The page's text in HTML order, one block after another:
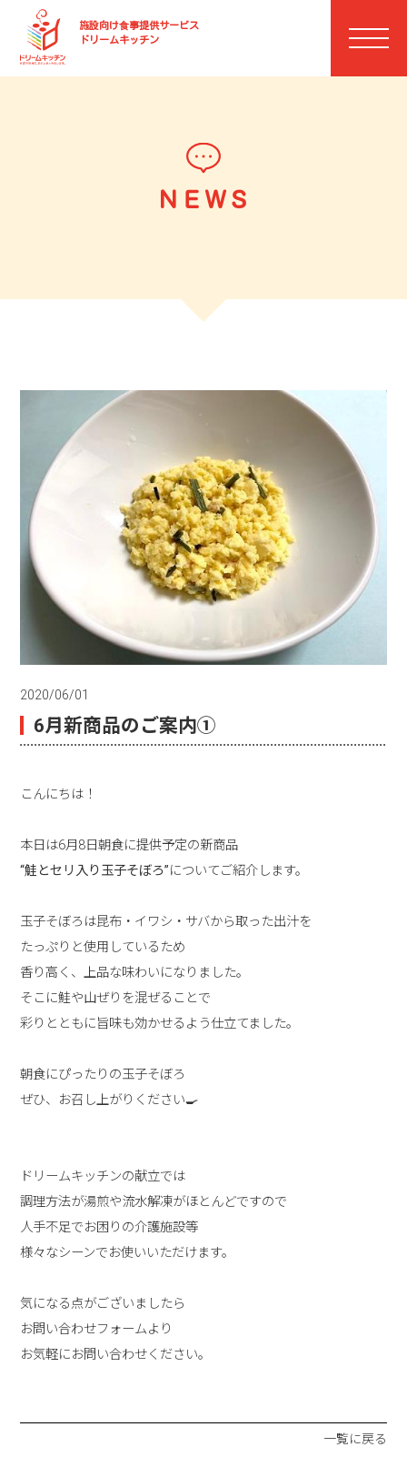
施設向け⾷事提供サービス
ドリームキッチン
ＮＥＷＳ
2020/06/01
6月新商品のご案内①
こんにちは！
本日は6月8日朝食に提供予定の新商品
“鮭とセリ入り玉子そぼろ”についてご紹介します。
玉子そぼろは昆布・イワシ・サバから取った出汁を
たっぷりと使用しているため
香り高く、上品な味わいになりました。
そこに鮭や山ぜりを混ぜることで
彩りとともに旨味も効かせるよう仕立てました。
朝食にぴったりの玉子そぼろ
ぜひ、お召し上がりください🍳
ドリームキッチンの献立では
調理方法が湯煎や流水解凍がほとんどですので
人手不足でお困りの介護施設等
様々なシーンでお使いいただけます。
気になる点がございましたら
お問い合わせフォームより
お気軽にお問い合わせください。
一覧に戻る